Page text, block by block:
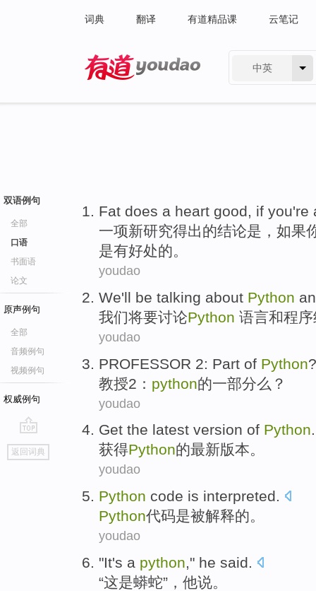
词典 翻译 有道精品课 云笔记
中英
双语例句
全部
口语
书面语
论文
原声例句
全部
音频例句
视频例句
权威例句
go
top
返回词典
Fat does a heart good, if you're
一项新研究得出的结论是 ， 如果
是有好处的。
youdao
We'll be talking about Python
我们将要讨论Python 语言和程序
youdao
PROFESSOR 2: Part of Python?
教授2 ： python的一部分么？
youdao
Get the latest version of Python.
获得Python的最新版本。
youdao
Python code is interpreted.
Python代码是被解释的。
youdao
"It's a python," he said.
“这是蟒蛇”， 他说。